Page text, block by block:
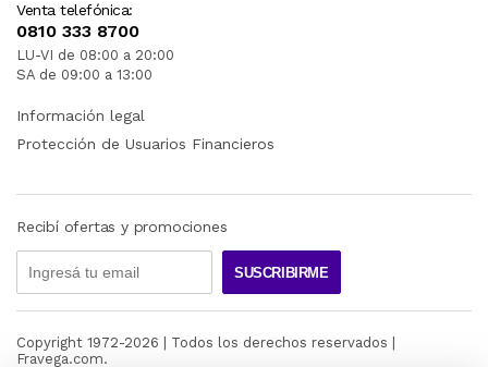
Venta telefónica:
0810 333 8700
LU-VI de 08:00 a 20:00
SA de 09:00 a 13:00
Información legal
Protección de Usuarios Financieros
Recibí ofertas y promociones
SUSCRIBIRME
Copyright 1972-2026 | Todos los derechos reservados |
Fravega.com.